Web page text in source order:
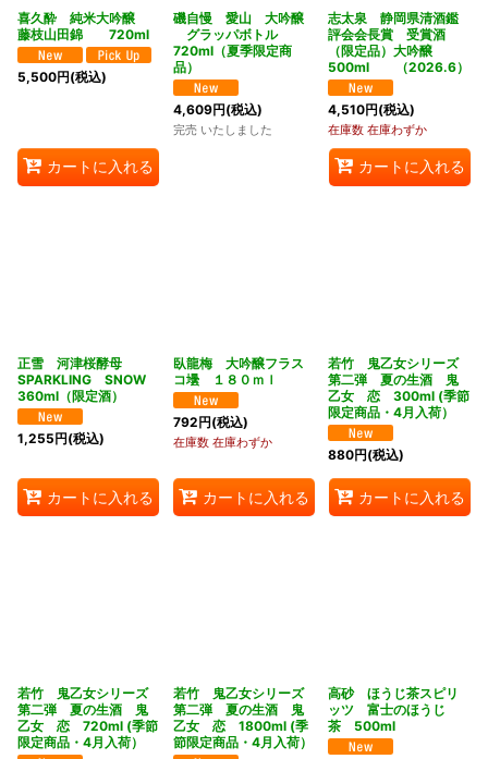
喜久酔 純米大吟醸
藤枝山田錦 720ml
5,500円(税込)
カートに入れる
磯自慢 愛山 大吟醸
グラッパボトル
720ml（夏季限定商
品）
4,609円(税込)
完売 いたしました
志太泉 静岡県清酒鑑
評会会長賞 受賞酒
（限定品）大吟醸
500ml （2026.6）
4,510円(税込)
在庫数 在庫わずか
カートに入れる
正雪 河津桜酵母
SPARKLING SNOW
360ml（限定酒）
1,255円(税込)
カートに入れる
臥龍梅 大吟醸フラス
コ壜 １８０ｍｌ
792円(税込)
在庫数 在庫わずか
カートに入れる
若竹 鬼乙女シリーズ
第二弾 夏の生酒 鬼
乙女 恋 300ml (季節
限定商品・4月入荷）
880円(税込)
カートに入れる
若竹 鬼乙女シリーズ
第二弾 夏の生酒 鬼
乙女 恋 720ml (季節
限定商品・4月入荷）
若竹 鬼乙女シリーズ
第二弾 夏の生酒 鬼
乙女 恋 1800ml (季
節限定商品・4月入荷）
高砂 ほうじ茶スピリ
ッツ 富士のほうじ
茶 500ml